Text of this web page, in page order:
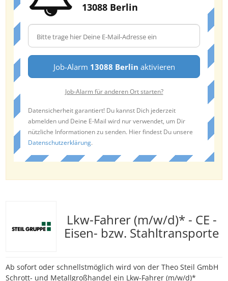
13088 Berlin
Job-Alarm 13088 Berlin aktivieren
Job-Alarm für anderen Ort starten?
Datensicherheit garantiert! Du kannst Dich jederzeit
abmelden und Deine E-Mail wird nur verwendet, um Dir
nützliche Informationen zu senden. Hier findest Du unsere
Datenschutzerklärung.
Lkw-Fahrer (m/w/d)* - CE -
Eisen- bzw. Stahltransporte
Ab sofort oder schnellstmöglich wird von der Theo Steil GmbH
Schrott- und Metallgroßhandel ein Lkw-Fahrer (m/w/d)*